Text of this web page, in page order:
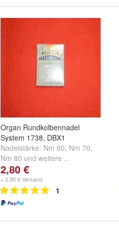
Organ Rundkolbennadel
System 1738, DBX1
Nadelstärke: Nm 60, Nm 70,
Nm 80 und weitere ...
2,80 €
+ 2,90 € Versand
1